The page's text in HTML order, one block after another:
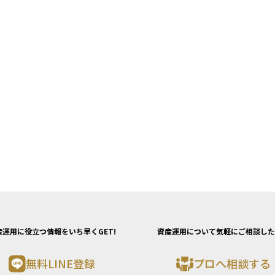
運用に役立つ情報をいち早くGET!
無料LINE登録
資産運用について気軽にご相談し
プロへ相談する